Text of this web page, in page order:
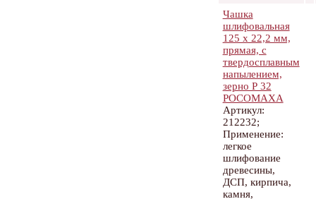
Чашка
шлифовальная
125 х 22,2 мм,
прямая, с
твердосплавным
напылением,
зерно Р 32
РОСОМАХА
Артикул:
212232;
Применение:
легкое
шлифование
древесины,
ДСП, кирпича,
камня,